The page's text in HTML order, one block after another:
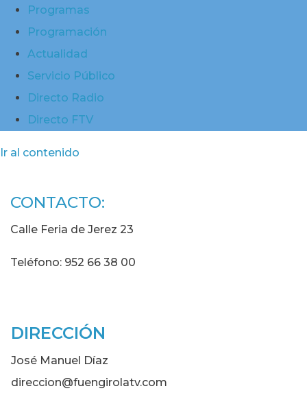
Programas
Programación
Actualidad
Servicio Público
Directo Radio
Directo FTV
Ir al contenido
CONTACTO:
Calle Feria de Jerez 23
Teléfono: 952 66 38 00
DIRECCIÓN
José Manuel Díaz
direccion@fuengirolatv.com